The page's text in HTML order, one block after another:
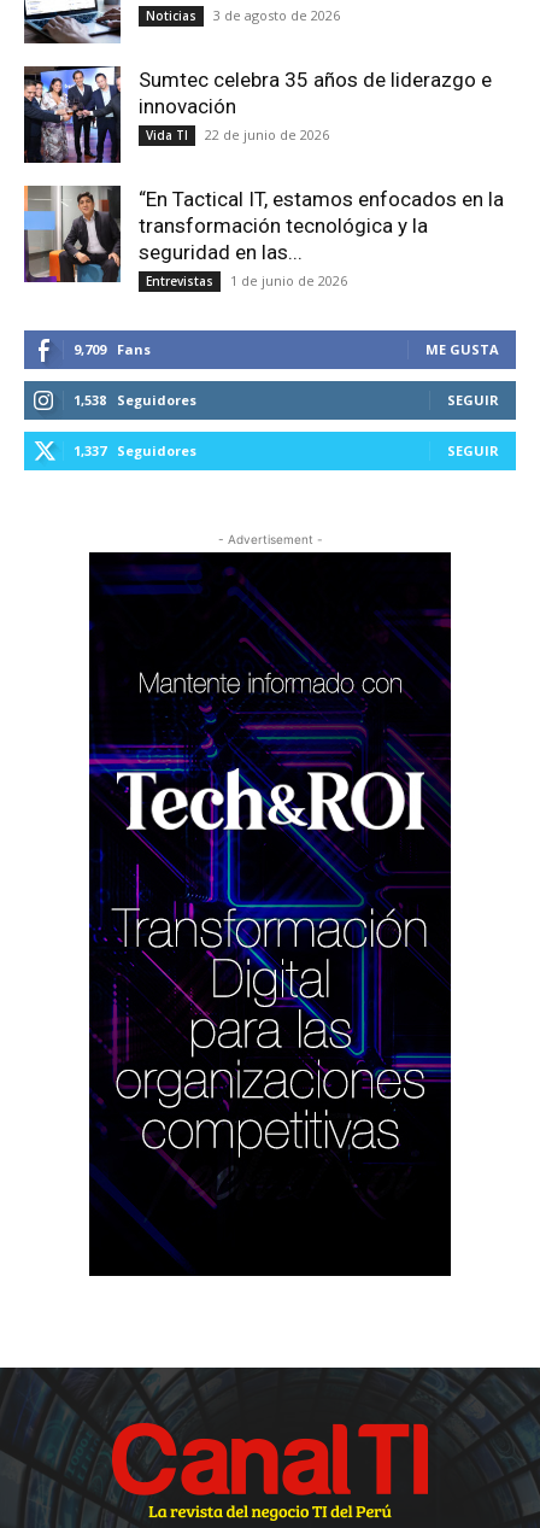
Noticias 3 de agosto de 2026
Sumtec celebra 35 años de liderazgo e
innovación
Vida TI 22 de junio de 2026
“En Tactical IT, estamos enfocados en la
transformación tecnológica y la
seguridad en las...
Entrevistas 1 de junio de 2026
9,709 Fans ME GUSTA
1,538 Seguidores SEGUIR
1,337 Seguidores SEGUIR
- Advertisement -